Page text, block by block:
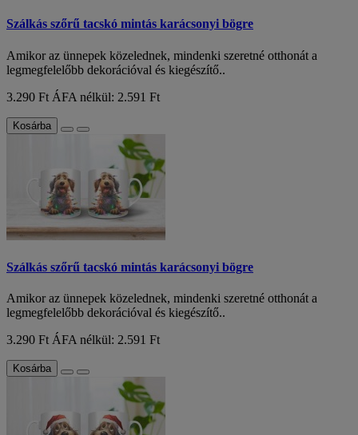
Szálkás szőrű tacskó mintás karácsonyi bögre
Amikor az ünnepek közelednek, mindenki szeretné otthonát a
legmegfelelőbb dekorációval és kiegészítő..
3.290 Ft ÁFA nélkül: 2.591 Ft
Kosárba
Szálkás szőrű tacskó mintás karácsonyi bögre
Amikor az ünnepek közelednek, mindenki szeretné otthonát a
legmegfelelőbb dekorációval és kiegészítő..
3.290 Ft ÁFA nélkül: 2.591 Ft
Kosárba